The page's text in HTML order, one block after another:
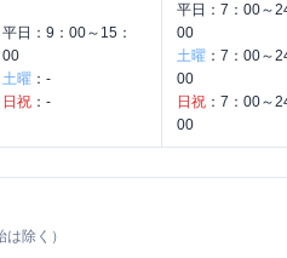
平日： 9：00～15：
00
土曜 ： -
日祝 ： -
平日： 7：00～
00
土曜 ： 7：00～
00
日祝 ： 7：00～
00
除く）